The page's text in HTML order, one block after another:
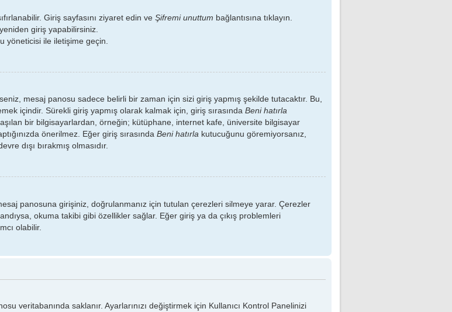
Giriş sayfasını ziyaret edin ve Şifremi unuttum bağlantısına tıklayın.
giriş yapabilirsiniz.
yöneticisi ile iletişime geçin.
mesaj panosu sadece belirli bir zaman için sizi giriş yapmış şekilde tutacaktır. Bu,
içindir. Sürekli giriş yapmış olarak kalmak için, giriş sırasında Beni hatırla
bir bilgisayarlardan, örneğin; kütüphane, internet kafe, üniversite bilgisayar
önerilmez. Eğer giriş sırasında Beni hatırla kutucuğunu göremiyorsanız,
dışı bırakmış olmasıdır.
panosuna girişiniz, doğrulanmanız için tutulan çerezleri silmeye yarar. Çerezler
okuma takibi gibi özellikler sağlar. Eğer giriş ya da çıkış problemleri
olabilir.
veritabanında saklanır. Ayarlarınızı değiştirmek için Kullanıcı Kontrol Panelinizi